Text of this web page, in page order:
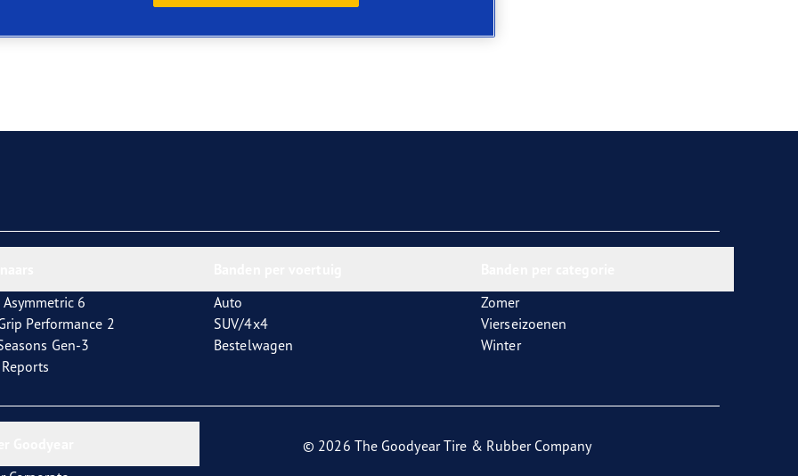
F1 Asymmetric 6
Asymmetric 6
Performance 2
Gen-3
Auto
SUV/4x4
Bestelwagen
Zomer
Vierseizoenen
Winter
© 2026 The Goodyear Tire & Rubber Company